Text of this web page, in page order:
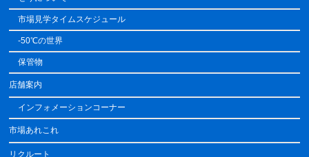
市場見学タイムスケジュール
-50℃の世界
保管物
店舗案内
インフォメーションコーナー
市場あれこれ
リクルート